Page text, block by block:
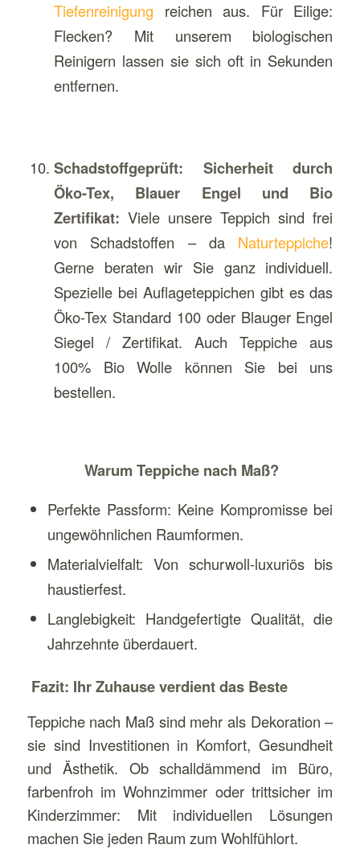
Tiefenreinigung reichen aus. Für Eilige:
Flecken? Mit unserem biologischen
Reinigern lassen sie sich oft in Sekunden
entfernen.
Schadstoffgeprüft: Sicherheit durch
Öko-Tex, Blauer Engel und Bio
Zertifikat:Viele unsere Teppich sind frei
von Schadstoffen – da Naturteppiche!
Gerne beraten wir Sie ganz individuell.
Spezielle bei Auflageteppichen gibt es das
Öko-Tex Standard 100 oder Blauger Engel
Siegel / Zertifikat. Auch Teppiche aus
100% Bio Wolle können Sie bei uns
bestellen.
Warum Teppiche nach Maß?
Perfekte Passform: Keine Kompromisse bei
ungewöhnlichen Raumformen.
Materialvielfalt: Von schurwoll-luxuriös bis
haustierfest.
Langlebigkeit: Handgefertigte Qualität, die
Jahrzehnte überdauert.
Fazit: Ihr Zuhause verdient das Beste
Teppiche nach Maß sind mehr als Dekoration –
sie sind Investitionen in Komfort, Gesundheit
und Ästhetik. Ob schalldämmend im Büro,
farbenfroh im Wohnzimmer oder trittsicher im
Kinderzimmer: Mit individuellen Lösungen
machen Sie jeden Raum zum Wohlfühlort.